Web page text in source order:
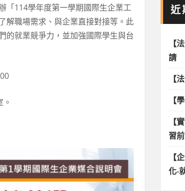
「114學年度第一學期國際生企業工
解職場需求、與企業直接對接等。此
的就業競爭力，並加強國際學生與台
近
【
請
【
【
【
習
【
化-